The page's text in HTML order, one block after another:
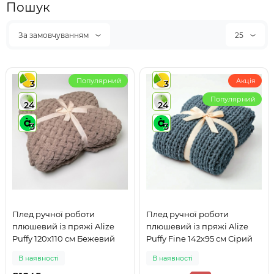
Пошук
За замовчуванням 25
3
24
3
Популярний
Плед ручної роботи
плюшевий із пряжі Alize
Puffy 120х110 см Бежевий
В наявності
3
24
3
Акція
Популярний
Плед ручної роботи
плюшевий із пряжі Alize
Puffy Fine 142х95 см Сірий
В наявності